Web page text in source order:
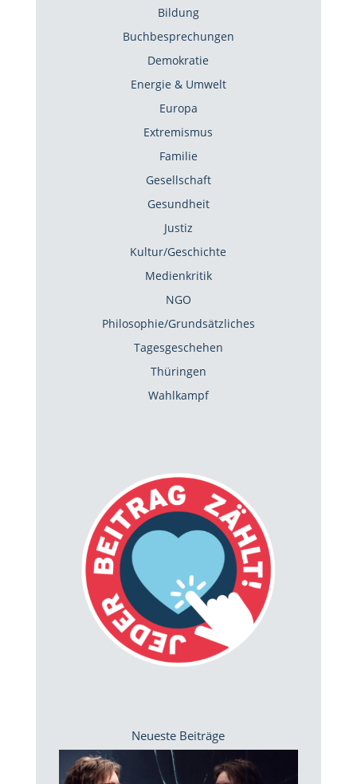
Bildung
Buchbesprechungen
Demokratie
Energie & Umwelt
Europa
Extremismus
Familie
Gesellschaft
Gesundheit
Justiz
Kultur/Geschichte
Medienkritik
NGO
Philosophie/Grundsätzliches
Tagesgeschehen
Thüringen
Wahlkampf
Neueste Beiträge